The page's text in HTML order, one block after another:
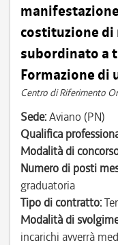
costituzione
subordinato a
Formazione di
Centro di Riferimento
Sede:Aviano (PN)
Qualifica
Modalità di
Numero di posti
graduatoria
Tipo di contratto:
Modalità di
incarichi avverrà